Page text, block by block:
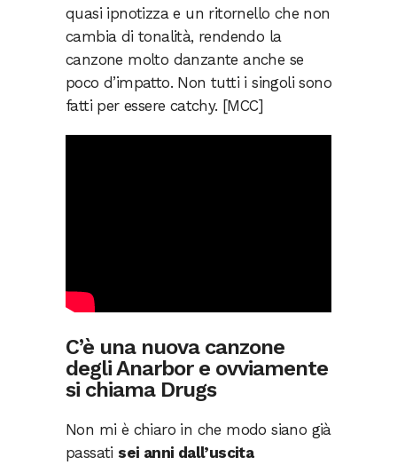
quasi ipnotizza e un ritornello che non
cambia di tonalità, rendendo la
canzone molto danzante anche se
poco d’impatto. Non tutti i singoli sono
fatti per essere catchy. [MCC]
C’è una nuova canzone
degli Anarbor e ovviamente
si chiama Drugs
Non mi è chiaro in che modo siano già
passati sei anni dall’uscita